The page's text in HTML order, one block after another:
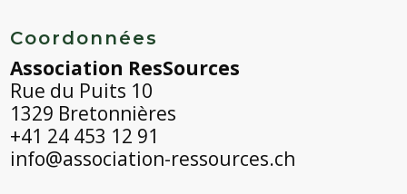
Coordonnées
Association ResSources
Rue du Puits 10
1329 Bretonnières
+41 24 453 12 91
info@association-ressources.ch